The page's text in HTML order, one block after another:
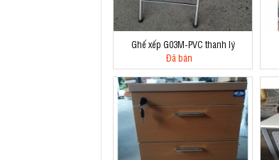
Ghế xếp G03M-PVC thanh lý
Đã bán